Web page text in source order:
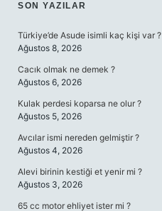
SIDEBAR
SON YAZILAR
Türkiye’de Asude isimli kaç kişi var ?
Ağustos 8, 2026
Cacık olmak ne demek ?
Ağustos 6, 2026
Kulak perdesi koparsa ne olur ?
Ağustos 5, 2026
Avcılar ismi nereden gelmiştir ?
Ağustos 4, 2026
Alevi birinin kestiği et yenir mi ?
Ağustos 3, 2026
65 cc motor ehliyet ister mi ?